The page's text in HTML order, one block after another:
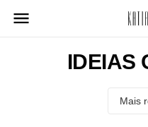
para
IDEIAS